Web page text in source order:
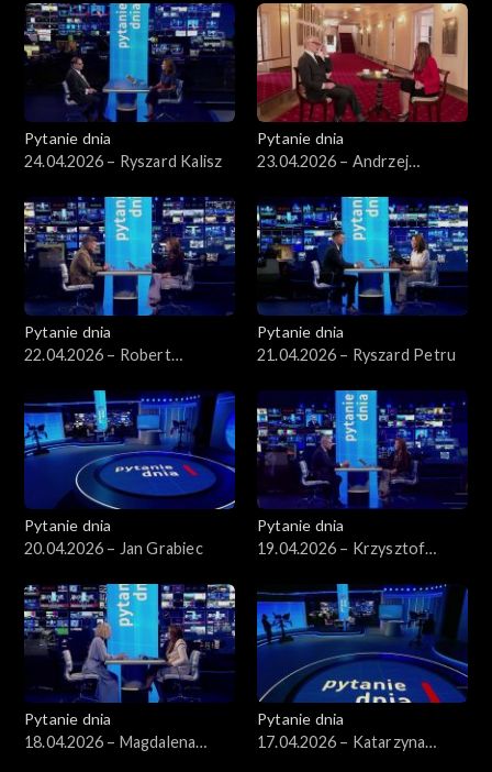
Pytanie dnia
24.04.2026 – Ryszard Kalisz
Pytanie dnia
23.04.2026 – Andrzej
Pytanie dnia
22.04.2026 – Robert
Pytanie dnia
21.04.2026 – Ryszard Petru
Pytanie dnia
20.04.2026 – Jan Grabiec
Pytanie dnia
19.04.2026 – Krzysztof
Pytanie dnia
18.04.2026 – Magdalena
Pytanie dnia
17.04.2026 – Katarzyna